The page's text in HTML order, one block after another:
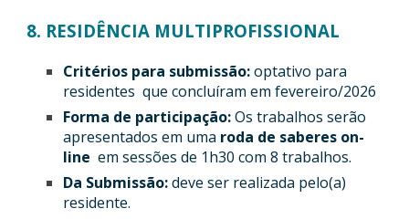
8. RESIDÊNCIA MULTIPROFISSIONAL
Critérios para submissão:optativo para
residentes que concluíram em fevereiro/2026
Forma de participação:Os trabalhos serão
apresentados em uma roda de saberes on-
line em sessões de 1h30 com 8 trabalhos.
Da Submissão:deve ser realizada pelo(a)
residente.